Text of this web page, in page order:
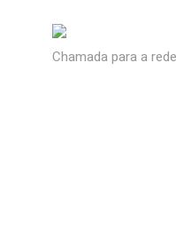
Chamada para a